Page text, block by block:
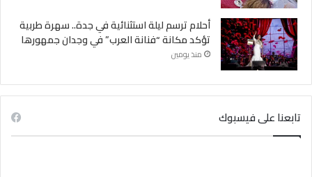
أحلام ترسم ليلة استثنائية في جدة.. سهرة طربية
تؤكد مكانة “فنانة العرب” في وجدان جمهورها
منذ يومين
تابعنا على فيسبوك